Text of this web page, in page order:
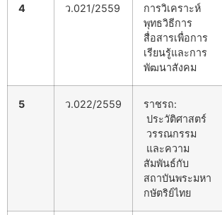
4 ว.021/2559
การวิเคราะห์
พุทธวิธีการ
สื่อสารเพื่อการ
เรียนรู้และการ
พัฒนาสังคม
5 ว.022/2559
ราชรถ:
ประวัติศาสตร์
วรรณกรรม
และความ
สัมพันธ์กับ
สถาบันพระมหา
กษัตริย์ไทย